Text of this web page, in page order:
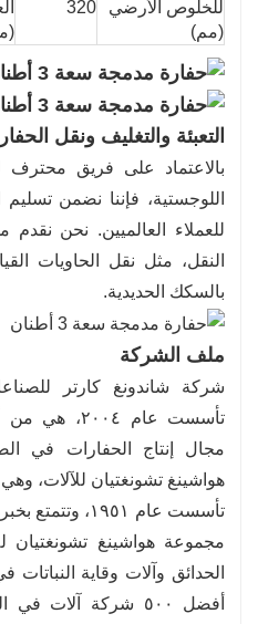
للخلوص الأرضي
(مم)
320
التعبئة والتغليف ونقل
بالاعتماد على فريق محترف
اللوجستية، فإننا نضمن
للعملاء العالميين. نحن
النقل، مثل نقل الحاويات
بالسكك الحديدية.
ملف الشركة
شركة شاندونغ كارتر
تأسست عام
مجال إنتاج الحفارات في
هواشينغ تشونغتيان للآلات،
مجموعة هواشينغ تشونغتيان
الحدائق وآلات وقاية
أفضل ٥٠٠ شركة